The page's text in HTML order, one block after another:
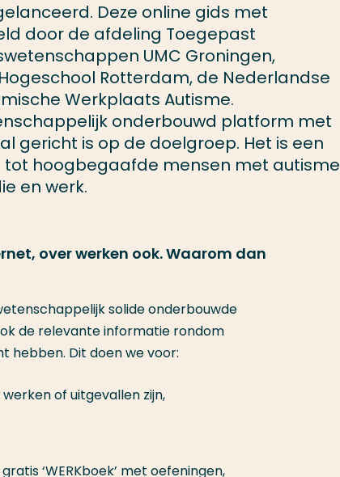
Deze online gids met
door de afdeling Toegepast
UMC Groningen,
Rotterdam, de Nederlandse
Werkplaats Autisme.
onderbouwd platform met
gericht is op de doelgroep. Het is een
hoogbegaafde mensen met autisme
en werk.
over werken ook. Waarom dan
solide onderbouwde
de relevante informatie rondom
hebben. Dit doen we voor:
of uitgevallen zijn,
‘WERKboek’ met oefeningen,